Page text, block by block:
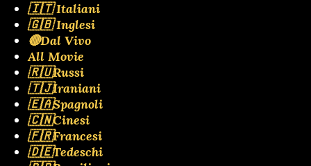
🇮🇹 Italiani
🇬🇧 Inglesi
🔴Dal Vivo
All Movie
🇷🇺Russi
🇹🇯Iraniani
🇪🇦Spagnoli
🇨🇳Cinesi
🇫🇷Francesi
🇩🇪Tedeschi